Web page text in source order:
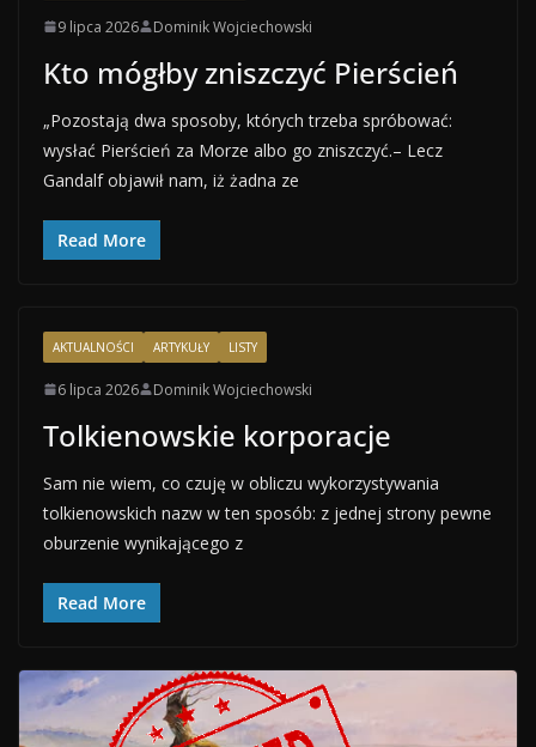
9 lipca 2026 Dominik Wojciechowski
Kto mógłby zniszczyć Pierścień
„Pozostają dwa sposoby, których trzeba spróbować:
wysłać Pierścień za Morze albo go zniszczyć.– Lecz
Gandalf objawił nam, iż żadna ze
Read More
AKTUALNOŚCI ARTYKUŁY LISTY
6 lipca 2026 Dominik Wojciechowski
Tolkienowskie korporacje
Sam nie wiem, co czuję w obliczu wykorzystywania
tolkienowskich nazw w ten sposób: z jednej strony pewne
oburzenie wynikającego z
Read More